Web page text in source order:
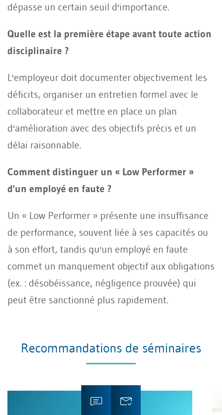
dépasse un certain seuil d'importance.
Quelle est la première étape avant toute action
disciplinaire ?
L'employeur doit documenter objectivement les
déficits, organiser un entretien formel avec le
collaborateur et mettre en place un plan
d'amélioration avec des objectifs précis et un
délai raisonnable.
Comment distinguer un « Low Performer »
d'un employé en faute ?
Un « Low Performer » présente une insuffisance
de performance, souvent liée à ses capacités ou
à son effort, tandis qu'un employé en faute
commet un manquement objectif aux obligations
(ex. : désobéissance, négligence prouvée) qui
peut être sanctionné plus rapidement.
Recommandations de séminaires